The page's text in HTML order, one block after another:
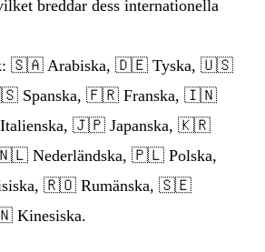
breddar dess internationella
🇸🇦 Arabiska, 🇩🇪 Tyska, 🇺🇸
Spanska, 🇫🇷 Franska, 🇮🇳
🇯🇵 Japanska, 🇰🇷
Nederländska, 🇵🇱 Polska,
🇷🇴 Rumänska, 🇸🇪
Kinesiska.